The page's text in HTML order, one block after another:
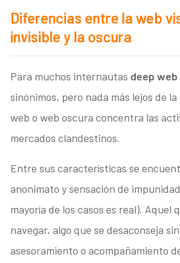
Diferencias entre la web
invisible y la oscura
Para muchos internautas deep web
sinónimos, pero nada más lejos de
web o web oscura concentra las
mercados clandestinos.
Entre sus características se
anonimato y sensación de
mayoría de los casos es real). Aquel
navegar, algo que se desaconseja
asesoramiento o acompañamiento